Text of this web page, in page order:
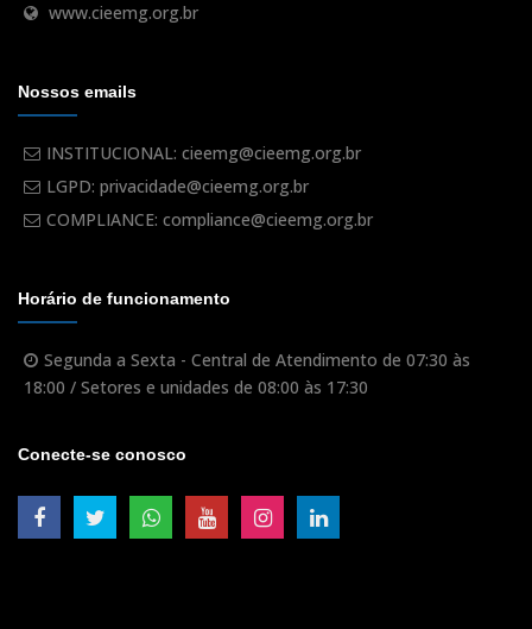
www.cieemg.org.br
Nossos emails
INSTITUCIONAL: cieemg@cieemg.org.br
LGPD: privacidade@cieemg.org.br
COMPLIANCE: compliance@cieemg.org.br
Horário de funcionamento
Segunda a Sexta - Central de Atendimento de 07:30 às
18:00 / Setores e unidades de 08:00 às 17:30
Conecte-se conosco